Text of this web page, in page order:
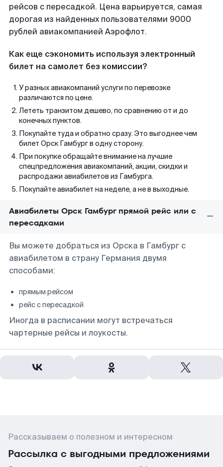
рейсов с пересадкой. Цена варьируется, самая
дорогая из найденных пользователями 9000
рублей авиакомпанией Аэрофлот.
Как еще сэкономить используя электронный
билет на самолет без комиссии?
У разных авиакомпаний услуги по перевозке
различаются по цене.
Лететь транзитом дешево, по сравнению от и до
конечных пунктов.
Покупайте туда и обратно сразу. Это выгоднее чем
билет Орск Гамбург в одну сторону.
При покупке обращайте внимание на лучшие
спецпредложения авиакомпаний, акции, скидки и
распродажи авиабилетов из Гамбурга.
Покупайте авиабилет на неделе, а не в выходные.
Авиабилеты Орск Гамбург прямой рейс или с
пересадками
Вы можете добраться из Орска в Гамбург с
авиабилетом в страну Германия двумя
способами:
прямым рейсом
рейс с пересадкой
Иногда в расписании могут встречаться
чартерные рейсы и лоукосты.
Рассказываем о полезном и интересном
Рассылка с выгодными предложениями